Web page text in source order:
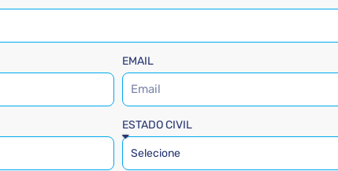
EMAIL
ESTADO CIVIL